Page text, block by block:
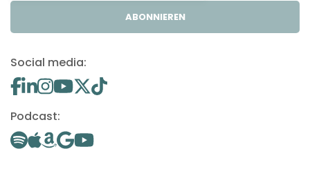
ABONNIEREN
Social media:
Podcast: